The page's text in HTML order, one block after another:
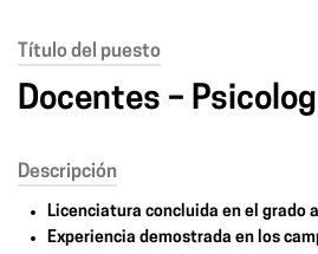
Título del puesto
Docentes –
Descripción
Licenciatura concluida en el grado
Experiencia demostrada en los